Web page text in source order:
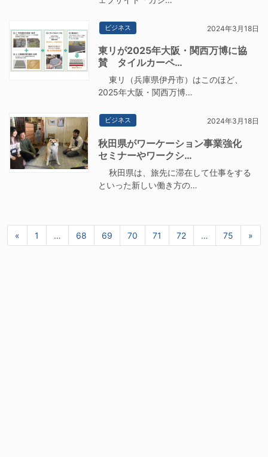
ビジネス 2024年3月18日
東リが2025年大阪・関西万博に協
賛 タイルカーペ…
東リ（兵庫県伊丹市）はこのほど、
2025年大阪・関西万博…
ビジネス 2024年3月18日
秋田県がワーケーション事業強化
セミナーやワークシ…
秋田県は、旅先に滞在して仕事をする
といった新しい働き方の…
« 前へ1 … 68 69 70 71 72 … 75 »